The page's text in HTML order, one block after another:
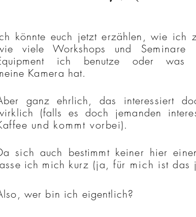
könnte euch jetzterzählen , wie ich
viele Workshops und Seminare
ich benutze oder was
Kamera hat.
ganz ehrlich, das interessiert
(falls es doch jemanden
und kommt vorbei).
sich auch bestimmt keiner hier
ich mich kurz (ja, für mich ist das
wer bin ich eigentlich?